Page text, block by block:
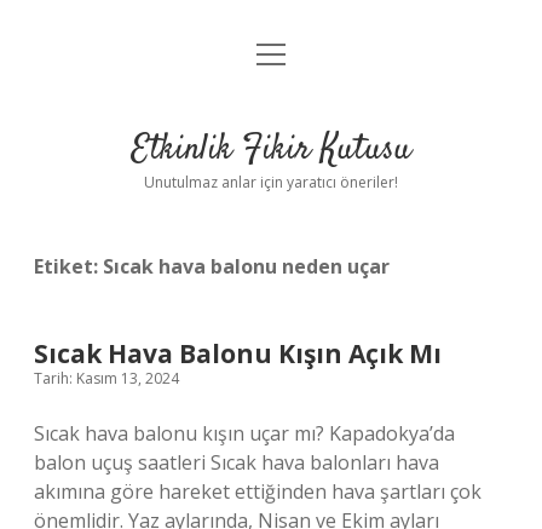
Anasayfa
Yasal Uyarı
menüyü
Etkinlik Fikir Kutusu
Unutulmaz anlar için yaratıcı öneriler!
Etiket: Sıcak hava balonu neden uçar
Sıcak Hava Balonu Kışın Açık Mı
Tarih: Kasım 13, 2024
Sıcak hava balonu kışın uçar mı? Kapadokya’da
balon uçuş saatleri Sıcak hava balonları hava
akımına göre hareket ettiğinden hava şartları çok
önemlidir. Yaz aylarında, Nisan ve Ekim ayları